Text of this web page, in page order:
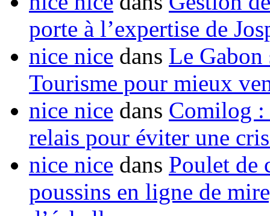
porte à l’expertise de
nice nice dans Le Gabon
Tourisme pour mieux
nice nice dans Comilog :
relais pour éviter une
nice nice dans Poulet de
poussins en ligne de